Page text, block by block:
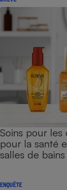
Soins pour les
pour la santé
salles de bains
ENQUÊTE